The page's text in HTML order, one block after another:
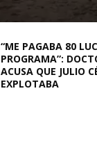
“ME PAGABA 80
PROGRAMA”:
ACUSA QUE JULIO
EXPLOTABA